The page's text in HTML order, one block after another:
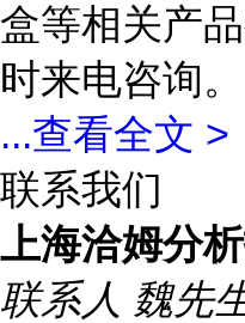
盒等相关产
时来电咨询。
...查看全文 >
联系我们
上海洽姆分
联系人 魏先